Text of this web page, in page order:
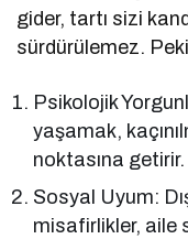
gider, tartı sizi
sürdürülemez.
Psikolojik
yaşamak,
noktasına getirir.
Sosyal Uyum:
misafirlikler, aile